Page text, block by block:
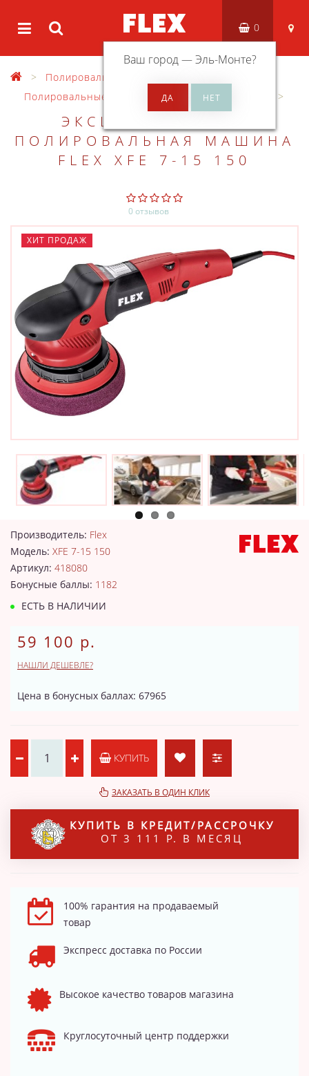
Ваш город —Эль-Монте?
0
Полировальные машины
Полировальные машины эксцентрикового типа
ЭКСЦЕНТРИКОВАЯ
ПОЛИРОВАЛЬНАЯ МАШИНА
FLEX XFE 7-15 150
0 отзывов
ХИТ ПРОДАЖ
Производитель: Flex
Модель: XFE 7-15 150
Артикул: 418080
Бонусные баллы: 1182
ЕСТЬ В НАЛИЧИИ
59 100 р.
НАШЛИ ДЕШЕВЛЕ?
Цена в бонусных баллах: 67965
КУПИТЬ
ЗАКАЗАТЬ В ОДИН КЛИК
КУПИТЬ В КРЕДИТ/РАССРОЧКУ
ОТ 3 111 Р. В МЕСЯЦ
100% гарантия на продаваемый
товар
Экспресс доставка по России
Высокое качество товаров магазина
Круглосуточный центр поддержки